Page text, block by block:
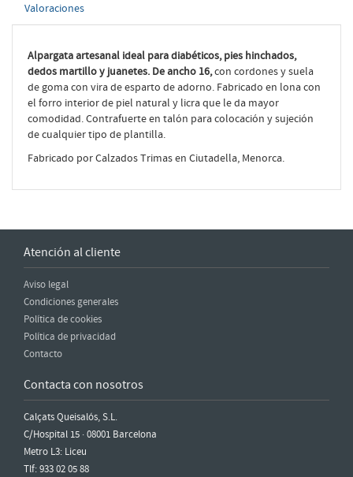
Valoraciones
Alpargata artesanal ideal para diabéticos, pies hinchados,
dedos martillo y juanetes. De ancho 16,con cordones y suela
de goma con vira de esparto de adorno. Fabricado en lona con
el forro interior de piel natural y licra que le da mayor
comodidad. Contrafuerte en talón para colocación y sujeción
de cualquier tipo de plantilla.
Fabricado por Calzados Trimas en Ciutadella, Menorca.
Atención al cliente
Aviso legal
Condiciones generales
Política de cookies
Política de privacidad
Contacto
Contacta con nosotros
Calçats Queisalós, S.L.
C/Hospital 15 · 08001 Barcelona
Metro L3: Liceu
Tlf: 933 02 05 88